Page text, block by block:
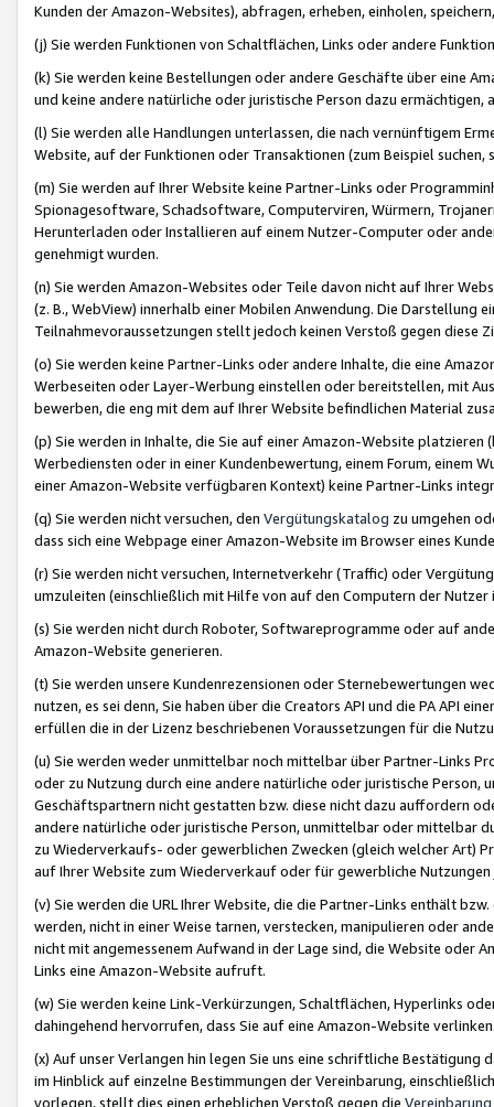
Kunden der Amazon-Websites), abfragen, erheben, einholen,
(j) Sie werden Funktionen von Schaltflächen, Links oder andere
(k) Sie werden keine Bestellungen oder andere Geschäfte über eine
und keine andere natürliche oder juristische Person dazu
(l) Sie werden alle Handlungen unterlassen, die nach vernünftigem
Website, auf der Funktionen oder Transaktionen (zum Beispiel
(m) Sie werden auf Ihrer Website keine Partner-Links oder
Spionagesoftware, Schadsoftware, Computerviren, Würmern,
Herunterladen oder Installieren auf einem Nutzer-Computer oder
genehmigt wurden.
(n) Sie werden Amazon-Websites oder Teile davon nicht auf Ihrer
(z. B., WebView) innerhalb einer Mobilen Anwendung. Die Darstellung
Teilnahmevoraussetzungen stellt jedoch keinen Verstoß gegen diese
(o) Sie werden keine Partner-Links oder andere Inhalte, die eine
Werbeseiten oder Layer-Werbung einstellen oder bereitstellen, mit
bewerben, die eng mit dem auf Ihrer Website befindlichen Material
(p) Sie werden in Inhalte, die Sie auf einer Amazon-Website
Werbediensten oder in einer Kundenbewertung, einem Forum, einem
einer Amazon-Website verfügbaren Kontext) keine Partner-Links
(q) Sie werden nicht versuchen, den Vergütungskatalog zu umgehen
dass sich eine Webpage einer Amazon-Website im Browser eines
(r) Sie werden nicht versuchen, Internetverkehr (Traffic) oder
umzuleiten (einschließlich mit Hilfe von auf den Computern der
(s) Sie werden nicht durch Roboter, Softwareprogramme oder auf
Amazon-Website generieren.
(t) Sie werden unsere Kundenrezensionen oder Sternebewertungen
nutzen, es sei denn, Sie haben über die Creators API und die PA API
erfüllen die in der Lizenz beschriebenen Voraussetzungen für die
(u) Sie werden weder unmittelbar noch mittelbar über Partner-Links
oder zu Nutzung durch eine andere natürliche oder juristische
Geschäftspartnern nicht gestatten bzw. diese nicht dazu auffordern
andere natürliche oder juristische Person, unmittelbar oder mittelbar
zu Wiederverkaufs- oder gewerblichen Zwecken (gleich welcher Art)
auf Ihrer Website zum Wiederverkauf oder für gewerbliche
(v) Sie werden die URL Ihrer Website, die die Partner-Links enthält
werden, nicht in einer Weise tarnen, verstecken, manipulieren oder
nicht mit angemessenem Aufwand in der Lage sind, die Website oder
Links eine Amazon-Website aufruft.
(w) Sie werden keine Link-Verkürzungen, Schaltflächen, Hyperlinks
dahingehend hervorrufen, dass Sie auf eine Amazon-Website
(x) Auf unser Verlangen hin legen Sie uns eine schriftliche
im Hinblick auf einzelne Bestimmungen der Vereinbarung,
vorlegen, stellt dies einen erheblichen Verstoß gegen die Vereinbarung